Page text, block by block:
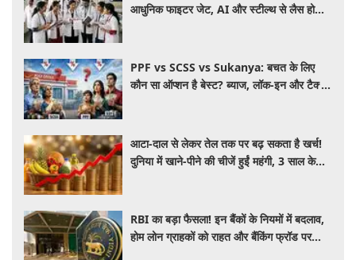
आधुनिक फाइटर जेट, AI और स्टील्थ से लैस होगा
PPF vs SCSS vs Sukanya: बचत के लिए
कौन सा ऑप्शन है बेस्ट? ब्याज, लॉक-इन और टैक्स
आटा-दाल से लेकर तेल तक पर बढ़ सकता है खर्च!
दुनिया में खाने-पीने की चीजें हुईं महंगी, 3 साल के
RBI का बड़ा फैसला! इन बैंकों के नियमों में बदलाव,
होम लोन ग्राहकों को राहत और बैंकिंग फ्रॉड पर